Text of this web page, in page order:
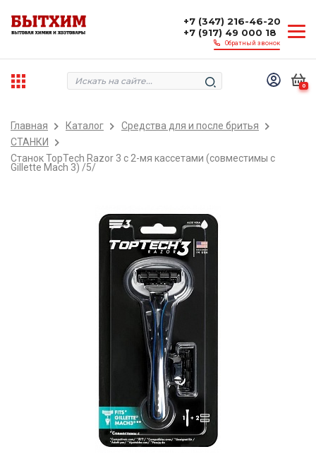
+7 (347) 216-46-20
+7 (917) 49 000 18
Обратный звонок
0
Главная Каталог
Средства для и после бритья
СТАНКИ
Станок TopTech Razor 3 с 2-мя кассетами (cовместимы с
Gillette Mach 3) /5/